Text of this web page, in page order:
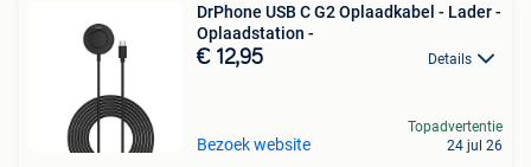
DrPhone USB C G2 Oplaadkabel - Lader -
Oplaadstation -
€ 12,95 Details
Bezoek website
Topadvertentie
24 jul 26